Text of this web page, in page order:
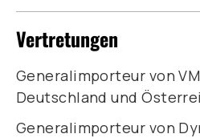
Vertretungen
Generalimporteur von
Deutschland und
Generalimporteur von